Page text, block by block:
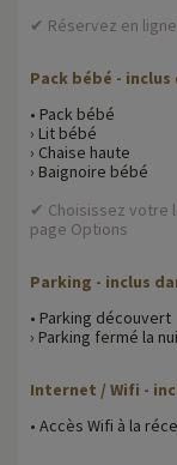
✔ Réservez en
Pack bébé -
• Pack bébé
› Lit bébé
› Chaise haute
› Baignoire bébé
✔ Choisissez votre
page Options
Parking - inclus
• Parking découvert
› Parking fermé la
Internet / Wifi -
• Accès Wifi à la